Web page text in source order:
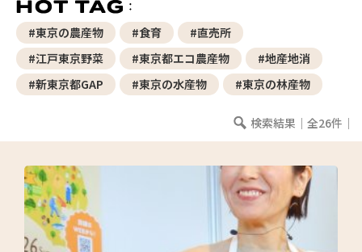
#東京の農産物 #食育
#直売所
#江戸東京野菜
#東京都エコ農産物
#地産地消
#新東京都GAP
#東京の水産物 #東京の林産物
検索結果｜全26件｜